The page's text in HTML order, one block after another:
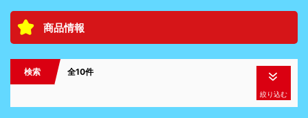
商品情報
検索 全10件
絞り込む